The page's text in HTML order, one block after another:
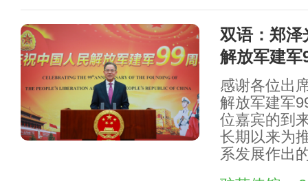
双语：郑泽
解放军建军
感谢各位出
解放军建军
位嘉宾的到
长期以来为
系发展作出